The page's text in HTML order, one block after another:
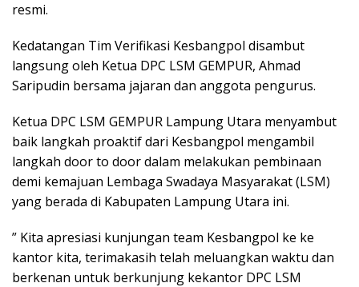
resmi.
Kedatangan Tim Verifikasi Kesbangpol disambut
langsung oleh Ketua DPC LSM GEMPUR, Ahmad
Saripudin bersama jajaran dan anggota pengurus.
Ketua DPC LSM GEMPUR Lampung Utara menyambut
baik langkah proaktif dari Kesbangpol mengambil
langkah door to door dalam melakukan pembinaan
demi kemajuan Lembaga Swadaya Masyarakat (LSM)
yang berada di Kabupaten Lampung Utara ini.
” Kita apresiasi kunjungan team Kesbangpol ke ke
kantor kita, terimakasih telah meluangkan waktu dan
berkenan untuk berkunjung kekantor DPC LSM